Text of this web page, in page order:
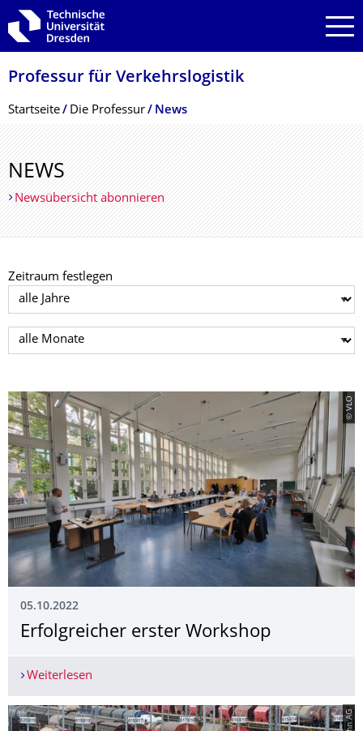
Zur Hauptnavigation springen
Zur Suche springen
Zum Inhalt springen
Professur für Verkehrslogistik
Breadcrumb-Menü
Startseite Die Professur News
NEWS
Newsübersicht abonnieren
Zeitraum festlegen
Jahr auswählen
Monat auswählen
© VLO
05.10.2022
Erfolgreicher erster Workshop
Weiterlesen